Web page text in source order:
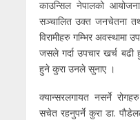
काउन्सिल नेपालको
सञ्चालित उक्त जनचेतना
विरामीहरु गम्भिर अवस्थामा
जसले गर्दा उपचार खर्च बढी
हुने कुरा उनले सुनाए ।
क्यान्सरलगायत नसर्ने
सचेत रहनुपर्ने कुरा डा.